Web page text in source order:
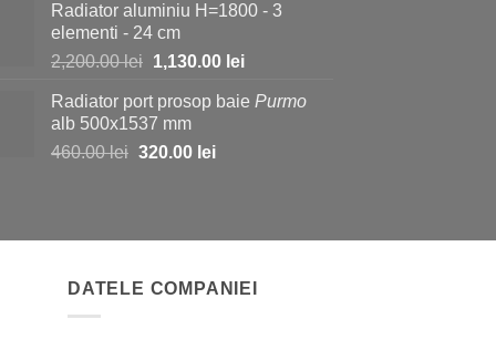
a
fost:
1,150.00 lei.
este:
Radiator aluminiu H=1800 - 3
elementi - 24 cm
2,200.00lei Prețul
a
fost:
2,200.00 lei.
1,130.00 leiPrețul
este:
Radiator port prosop baie Purmo
alb 500x1537 mm
460.00lei Prețul
460.00 lei.
320.00 leiPrețul
DATELE COMPANIEI